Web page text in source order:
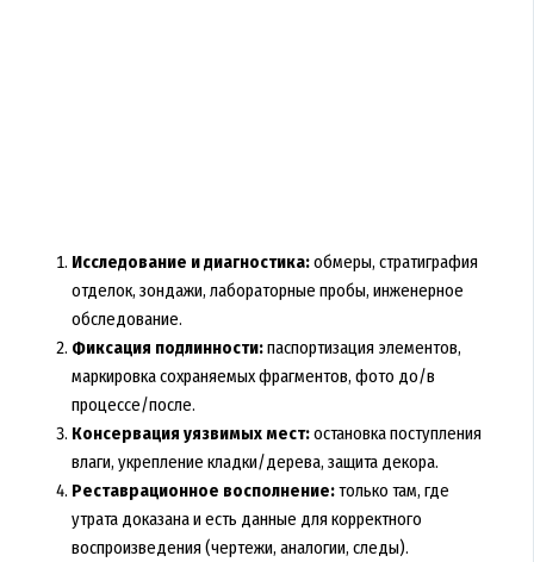
Исследование и диагностика:обмеры, стратиграфия
отделок, зондажи, лабораторные пробы, инженерное
обследование.
Фиксация подлинности:паспортизация элементов,
маркировка сохраняемых фрагментов, фото до/в
процессе/после.
Консервация уязвимых мест:остановка поступления
влаги, укрепление кладки/дерева, защита декора.
Реставрационное восполнение:только там, где
утрата доказана и есть данные для корректного
воспроизведения (чертежи, аналогии, следы).